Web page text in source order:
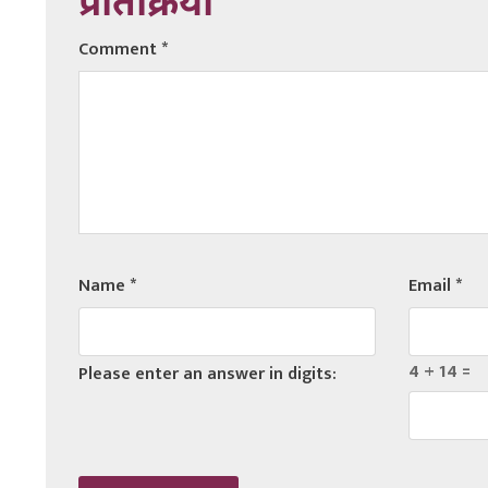
Comment*
Name* Email*
Please enter an answer in digits: 4 + 14 =